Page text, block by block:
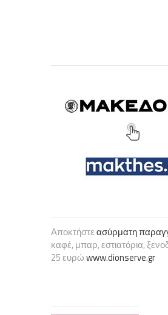
Αποκτήστεασύρματη
καφέ, μπαρ, εστιατόρια,
25 ευρώwww.dionserve.gr